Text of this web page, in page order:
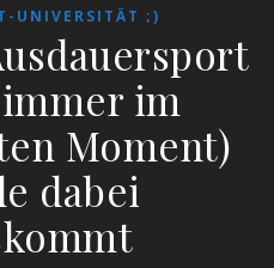
UNIVERSITÄT ;)
im
Moment)
dabei